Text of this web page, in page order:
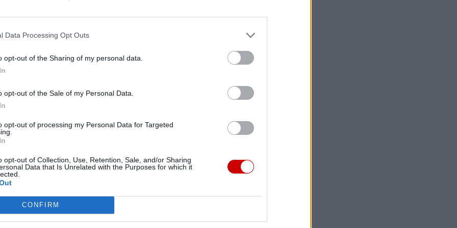
Data Processing Opt Outs
opt-out of the Sharing of my personal data.
opt-out of the Sale of my Personal Data.
opt-out of processing my Personal Data for Targeted
opt-out of Collection, Use, Retention, Sale, and/or Sharing
Data that Is Unrelated with the Purposes for which it
CONFIRM
która ciągle powinna być realizowana. Wspólne
i wzajemne poznanie są tutaj ciągle aktualne.
troska o pokój i poszanowanie wspólnych
świata.
poprzednich papieży, w ustach nowego
Leona XIV ma dodatkowy atut – jego motto
wyrażenie św. Augustyna przypomina, że choć
– stanowimy jedno. „Jedność zawsze była